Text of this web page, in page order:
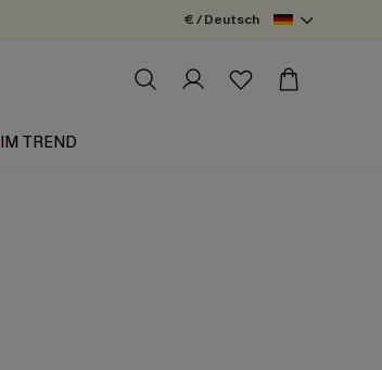
€ / Deutsch
IM TREND